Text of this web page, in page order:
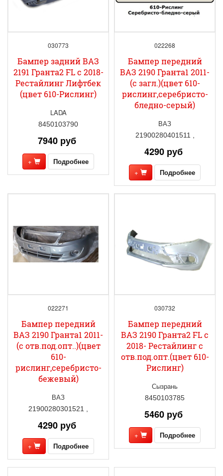
030773
Бампер задний ВАЗ
2191 Гранта2 FL с 2018-
Рестайлинг Лифтбек
(цвет 610-Рислинг)
LADA
8450103790
7940 руб
+ Подробнее
022268
Бампер передний
ВАЗ 2190 Гранта1 2011-
(с загл.)(цвет 610-
рислинг,серебристо-
бледно-серый)
ВАЗ
21900280401511 ,
4290 руб
+ Подробнее
022271
Бампер передний
ВАЗ 2190 Гранта1 2011-
(с отв.под.опт..)(цвет
610-
рислинг,серебристо-
бежевый)
ВАЗ
21900280301521 ,
4290 руб
+ Подробнее
030732
Бампер передний
ВАЗ 2190 Гранта2 FL с
2018- Рестайлинг с
отв.под.опт.(цвет 610-
Рислинг)
Сызрань
8450103785
5460 руб
+ Подробнее